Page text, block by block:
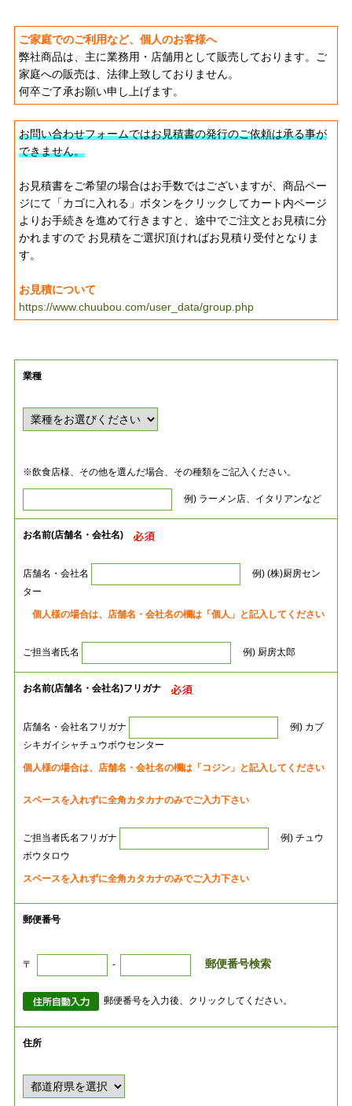
ご家庭でのご利用など、個人のお客様へ
弊社商品は、主に業務用・店舗用として販売しております。ご
家庭への販売は、法律上致しておりません。
何卒ご了承お願い申し上げます。
お問い合わせフォームではお見積書の発行のご依頼は承る事が
できません。
お見積書をご希望の場合はお手数ではございますが、商品ペー
ジにて「カゴに入れる」ボタンをクリックしてカート内ページ
よりお手続きを進めて行きますと、途中でご注文とお見積に分
かれますので お見積をご選択頂ければお見積り受付となりま
す。
お見積について
https://www.chuubou.com/user_data/group.php
業種
※飲食店様、その他を選んだ場合、その種類をご記入ください。
例) ラーメン店、イタリアンなど
お名前(店舗名・会社名)
店舗名・会社名
例) (株)厨房セン
ター
個人様の場合は、店舗名・会社名の欄は「個人」と記入してください
ご担当者氏名 例) 厨房太郎
お名前(店舗名・会社名)フリガナ
店舗名・会社名フリガナ
例) カブ
シキガイシャチュウボウセンター
個人様の場合は、店舗名・会社名の欄は「コジン」と記入してください
スペースを入れずに全角カタカナのみでご入力下さい
ご担当者氏名フリガナ
例) チュウ
ボウタロウ
スペースを入れずに全角カタカナのみでご入力下さい
郵便番号
〒 - 郵便番号検索
郵便番号を入力後、クリックしてください。
住所